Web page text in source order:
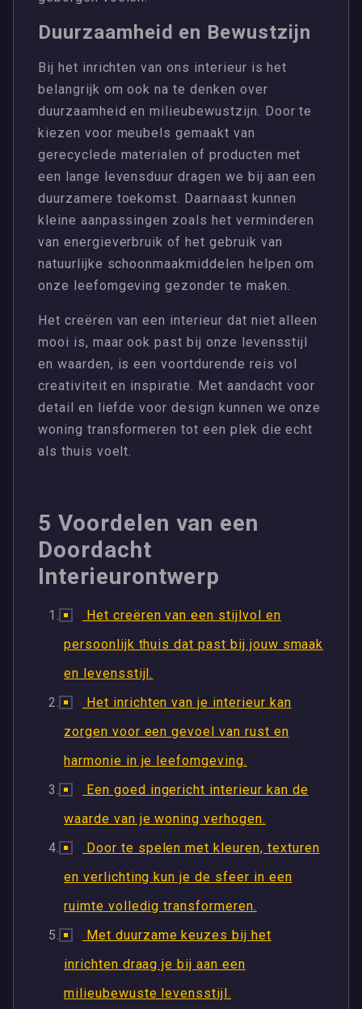
Duurzaamheid en Bewustzijn
Bij het inrichten van ons interieur is het
belangrijk om ook na te denken over
duurzaamheid en milieubewustzijn. Door te
kiezen voor meubels gemaakt van
gerecyclede materialen of producten met
een lange levensduur dragen we bij aan een
duurzamere toekomst. Daarnaast kunnen
kleine aanpassingen zoals het verminderen
van energieverbruik of het gebruik van
natuurlijke schoonmaakmiddelen helpen om
onze leefomgeving gezonder te maken.
Het creëren van een interieur dat niet alleen
mooi is, maar ook past bij onze levensstijl
en waarden, is een voortdurende reis vol
creativiteit en inspiratie. Met aandacht voor
detail en liefde voor design kunnen we onze
woning transformeren tot een plek die echt
als thuis voelt.
5 Voordelen van een
Doordacht
Interieurontwerp
Het creëren van een stijlvol en
persoonlijk thuis dat past bij jouw smaak
en levensstijl.
Het inrichten van je interieur kan
zorgen voor een gevoel van rust en
harmonie in je leefomgeving.
Een goed ingericht interieur kan de
waarde van je woning verhogen.
Door te spelen met kleuren, texturen
en verlichting kun je de sfeer in een
ruimte volledig transformeren.
Met duurzame keuzes bij het
inrichten draag je bij aan een
milieubewuste levensstijl.